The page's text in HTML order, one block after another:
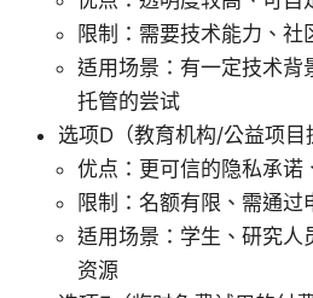
限制：需要技术能力、社
适用场景：有一定技术背
托管的尝试
选项D（教育机构/公益项目
优点：更可信的隐私承诺
限制：名额有限、需通过
适用场景：学生、研究人
资源